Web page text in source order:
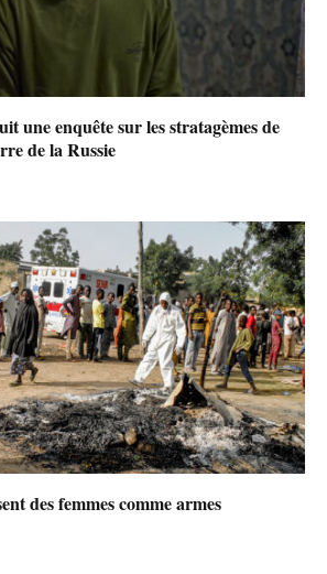
une enquête sur les stratagèmes de
de la Russie
des femmes comme armes